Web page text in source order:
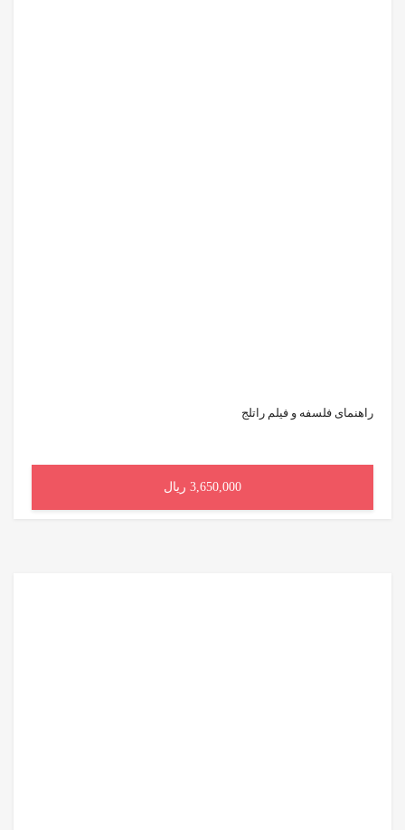
راهنمای فلسفه و فیلم راتلج
3,650,000 ریال
افزودن به سبد خرید